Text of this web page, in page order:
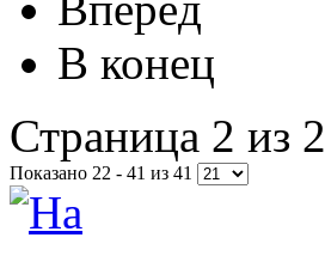
В конец
Страница 2 из 2
Показано 22 - 41 из 41